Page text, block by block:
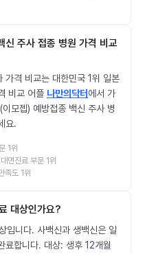
신 주사 접종 병원 가격 비교
가격 비교는 대한민국 1위 일본
비교 어플 나만의닥터에서 가
모젭) 예방접종 백신 주사 병
요.
1위
면진료 부문 1위
족도 1위
대상인가요?
입니다. 사백신과 생백신은 일
료합니다. 대상: 생후 12개월